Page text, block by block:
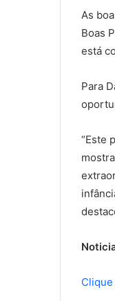
As
Boas
está
Para
“Este